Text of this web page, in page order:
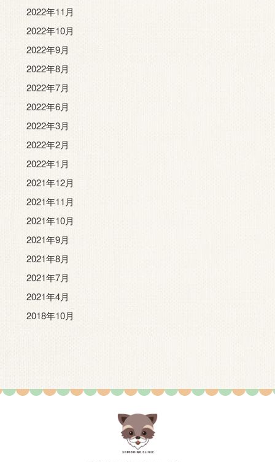
2022年11月
2022年10月
2022年9月
2022年8月
2022年7月
2022年6月
2022年3月
2022年2月
2022年1月
2021年12月
2021年11月
2021年10月
2021年9月
2021年8月
2021年7月
2021年4月
2018年10月